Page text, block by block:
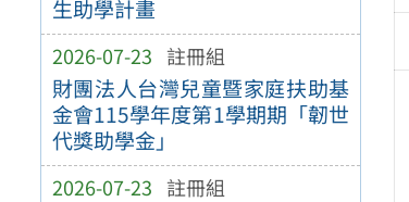
生助學計畫
2026-07-23 註冊組
財團法人台灣兒童暨家庭扶助基
金會115學年度第1學期期「韌世
代獎助學金」
2026-07-23 註冊組